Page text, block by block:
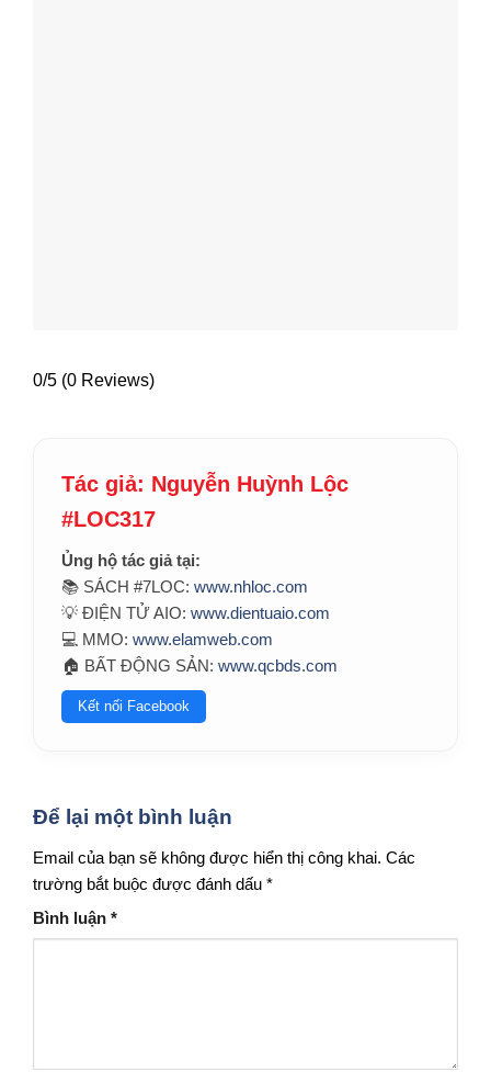
0/5 (0 Reviews)
Tác giả: Nguyễn Huỳnh Lộc
#LOC317
Ủng hộ tác giả tại:
📚 SÁCH #7LOC: www.nhloc.com
💡 ĐIỆN TỬ AIO: www.dientuaio.com
💻 MMO: www.elamweb.com
🏠 BẤT ĐỘNG SẢN: www.qcbds.com
Kết nối Facebook
Để lại một bình luận
Email của bạn sẽ không được hiển thị công khai. Các
trường bắt buộc được đánh dấu *
Bình luận *